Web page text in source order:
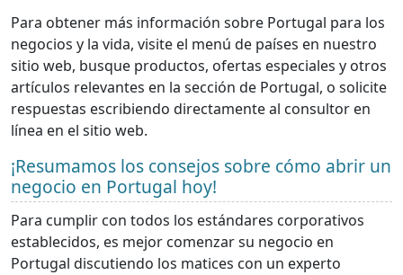
Para obtener más información sobre Portugal para los
negocios y la vida, visite el menú de países en nuestro
sitio web, busque productos, ofertas especiales y otros
artículos relevantes en la sección de Portugal, o solicite
respuestas escribiendo directamente al consultor en
línea en el sitio web.
¡Resumamos los consejos sobre cómo abrir un
negocio en Portugal hoy!
Para cumplir con todos los estándares corporativos
establecidos, es mejor comenzar su negocio en
Portugal discutiendo los matices con un experto